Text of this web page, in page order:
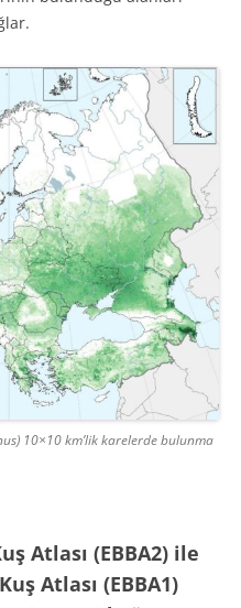
10×10 km’lik karelerde bulunma
Atlası (EBBA2) ile
Atlası (EBBA1)